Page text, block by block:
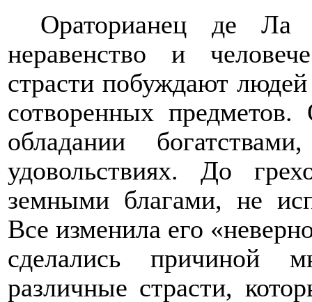
Ораторианец де Ла
неравенство и
страсти побуждают людей
сотворенных
обладании
удовольствиях. До
земными благами, не
Все изменила его
сделались причиной
различные страсти,